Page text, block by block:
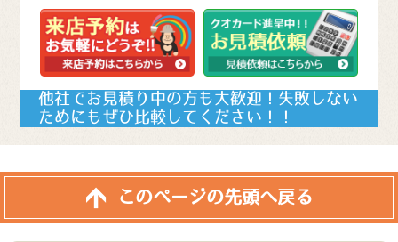
他社でお見積り中の方も大歓迎！失敗しない
ためにもぜひ比較してください！！
このページの先頭へ戻る